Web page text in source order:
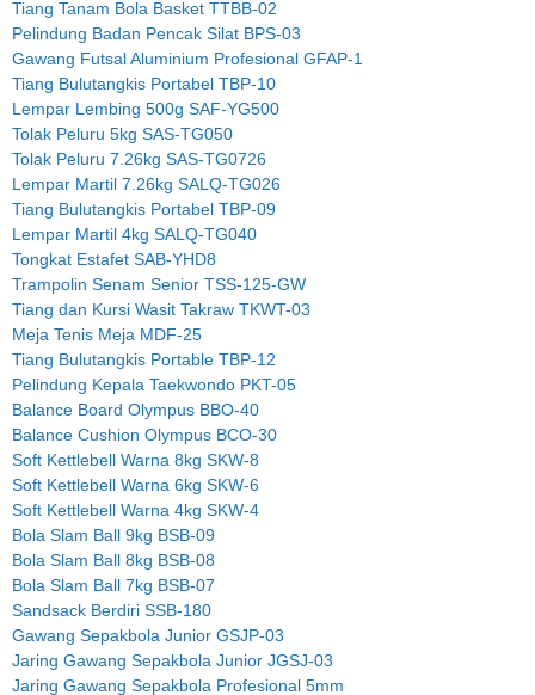
Tiang Tanam Bola Basket TTBB-02
Pelindung Badan Pencak Silat BPS-03
Gawang Futsal Aluminium Profesional GFAP-1
Tiang Bulutangkis Portabel TBP-10
Lempar Lembing 500g SAF-YG500
Tolak Peluru 5kg SAS-TG050
Tolak Peluru 7.26kg SAS-TG0726
Lempar Martil 7.26kg SALQ-TG026
Tiang Bulutangkis Portabel TBP-09
Lempar Martil 4kg SALQ-TG040
Tongkat Estafet SAB-YHD8
Trampolin Senam Senior TSS-125-GW
Tiang dan Kursi Wasit Takraw TKWT-03
Meja Tenis Meja MDF-25
Tiang Bulutangkis Portable TBP-12
Pelindung Kepala Taekwondo PKT-05
Balance Board Olympus BBO-40
Balance Cushion Olympus BCO-30
Soft Kettlebell Warna 8kg SKW-8
Soft Kettlebell Warna 6kg SKW-6
Soft Kettlebell Warna 4kg SKW-4
Bola Slam Ball 9kg BSB-09
Bola Slam Ball 8kg BSB-08
Bola Slam Ball 7kg BSB-07
Sandsack Berdiri SSB-180
Gawang Sepakbola Junior GSJP-03
Jaring Gawang Sepakbola Junior JGSJ-03
Jaring Gawang Sepakbola Profesional 5mm